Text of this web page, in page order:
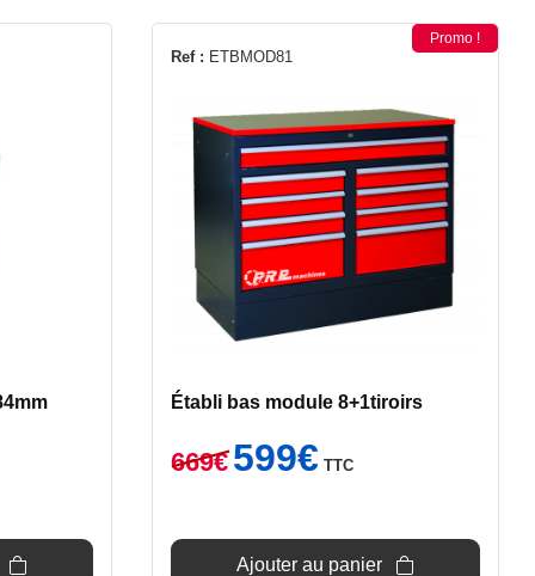
Ref : ETBMOD81
Promo !
Établi bas module 8+1tiroirs
669€
Le
prix
669€.
599€prix
599€.
TTC
Ajouter au panier